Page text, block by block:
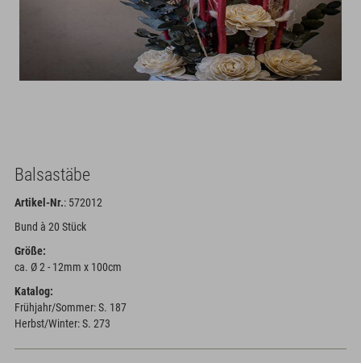
Balsastäbe
Artikel-Nr.: 572012
Bund à 20 Stück
Größe:
ca. Ø 2 - 12mm x 100cm
Katalog:
Frühjahr/Sommer: S. 187
Herbst/Winter: S. 273